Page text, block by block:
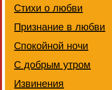
Стихи о любви
Признание в любви
Спокойной ночи
С добрым утром
Извинения